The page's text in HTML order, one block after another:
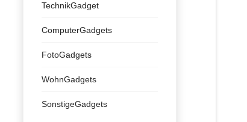
TechnikGadget
ComputerGadgets
FotoGadgets
WohnGadgets
SonstigeGadgets